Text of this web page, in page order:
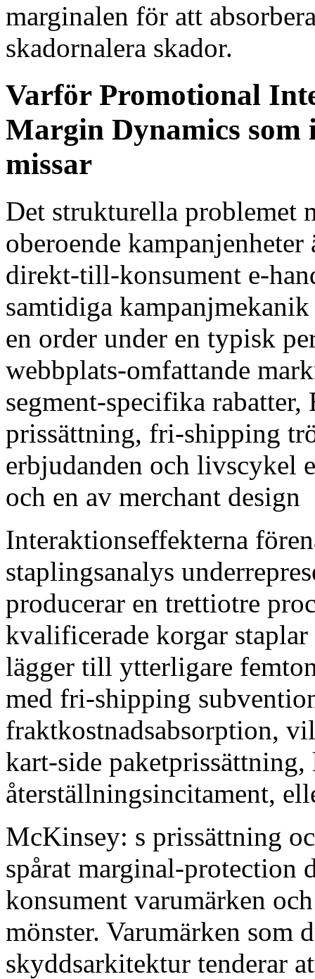
marginalen för att
skadornalera skador.
Varför Promotional
Margin Dynamics
missar
Det strukturella problemet
oberoende
direkt-till-konsument e-
samtidiga
en order under en typisk
webbplats-omfattande
segment-specifika
prissättning, fri-shipping
erbjudanden och livscykel
och en av merchant design
Interaktionseffekterna
staplingsanalys
producerar en trettiotre
kvalificerade korgar
lägger till ytterligare
med fri-shipping
fraktkostnadsabsorption,
kart-side
återställningsincitament,
McKinsey: s prissättning
spårat marginal-
konsument varumärken
mönster. Varumärken som
skyddsarkitektur tenderar